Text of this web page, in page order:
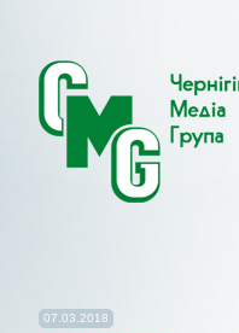
07.03.2018